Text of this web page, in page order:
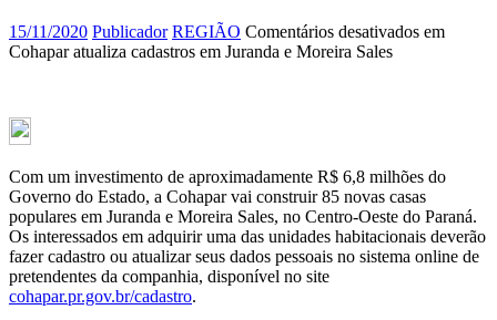
15/11/2020 Publicador REGIÃO Comentários desativados em
Cohapar atualiza cadastros em Juranda e Moreira Sales
Com um investimento de aproximadamente R$ 6,8 milhões do
Governo do Estado, a Cohapar vai construir 85 novas casas
populares em Juranda e Moreira Sales, no Centro-Oeste do Paraná.
Os interessados em adquirir uma das unidades habitacionais deverão
fazer cadastro ou atualizar seus dados pessoais no sistema online de
pretendentes da companhia, disponível no site
cohapar.pr.gov.br/cadastro.